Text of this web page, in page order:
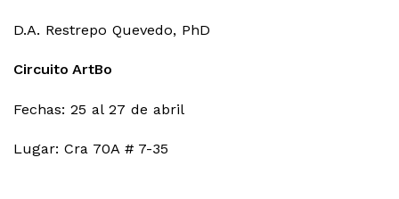
D.A. Restrepo Quevedo, PhD
Circuito ArtBo
Fechas: 25 al 27 de abril
Lugar: Cra 70A # 7-35